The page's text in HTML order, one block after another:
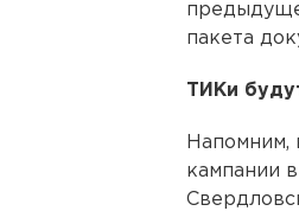
пакета
ТИКи
Напомним,
кампании